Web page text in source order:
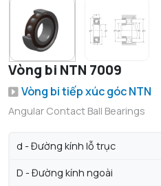
Vòng bi NTN 7009
Vòng bi tiếp xúc góc NTN
Angular Contact Ball Bearings
d - Đường kính lỗ trục
D - Đường kính ngoài